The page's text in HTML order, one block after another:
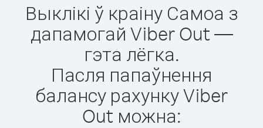
Выклікі ў краіну Самоа з
дапамогай Viber Out —
гэта лёгка.
Пасля папаўнення
балансу рахунку Viber
Out можна: